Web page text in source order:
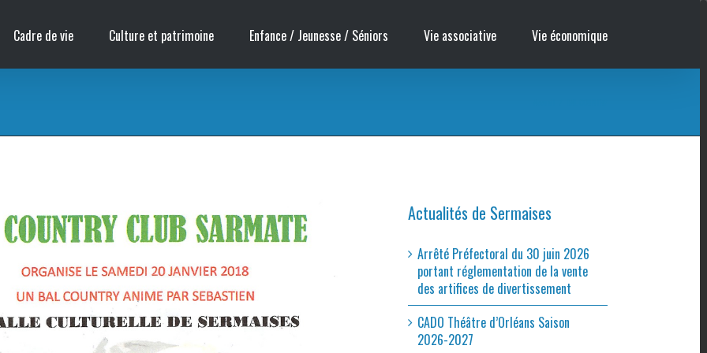
Cadre de vie Culture et patrimoine Enfance / Jeunesse / Séniors Vie associative Vie économique
Actualités de Sermaises
Arrêté Préfectoral du 30 juin 2026
portant réglementation de la vente
des artifices de divertissement
CADO Théâtre d’Orléans Saison
2026-2027